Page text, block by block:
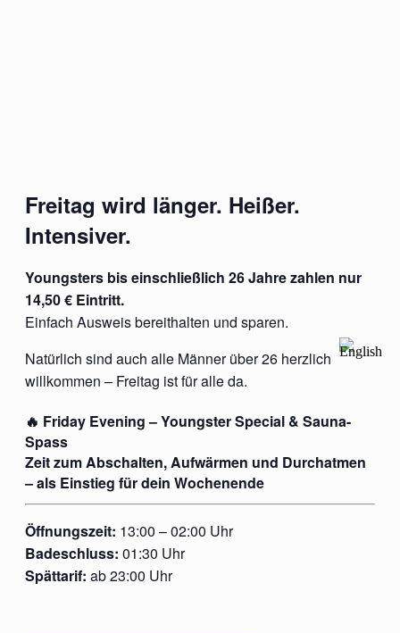
Freitag wird länger. Heißer.
Intensiver.
Youngsters bis einschließlich 26 Jahre zahlen nur
14,50 € Eintritt.
Einfach Ausweis bereithalten und sparen.
Natürlich sind auch alle Männer über 26 herzlich
willkommen – Freitag ist für alle da.
🔥 Friday Evening – Youngster Special & Sauna-
Spass
Zeit zum Abschalten, Aufwärmen und Durchatmen
– als Einstieg für dein Wochenende
Öffnungszeit: 13:00 – 02:00 Uhr
Badeschluss: 01:30 Uhr
Spättarif: ab 23:00 Uhr